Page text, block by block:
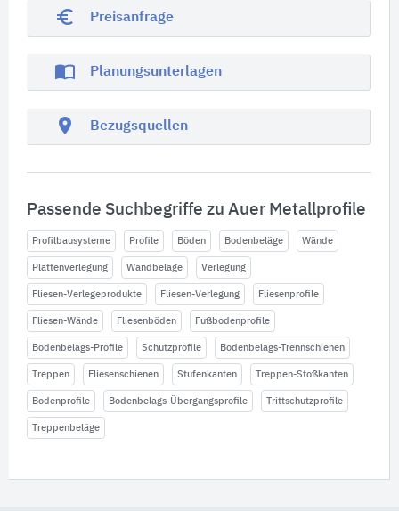
euro_symbol Preisanfrage
import_contacts Planungsunterlagen
location_on Bezugsquellen
Passende Suchbegriffe zu Auer Metallprofile
Profilbausysteme Profile Böden Bodenbeläge Wände
Plattenverlegung Wandbeläge Verlegung
Fliesen-Verlegeprodukte Fliesen-Verlegung Fliesenprofile
Fliesen-Wände Fliesenböden Fußbodenprofile
Bodenbelags-Profile Schutzprofile Bodenbelags-Trennschienen
Treppen Fliesenschienen Stufenkanten Treppen-Stoßkanten
Bodenprofile Bodenbelags-Übergangsprofile Trittschutzprofile
Treppenbeläge